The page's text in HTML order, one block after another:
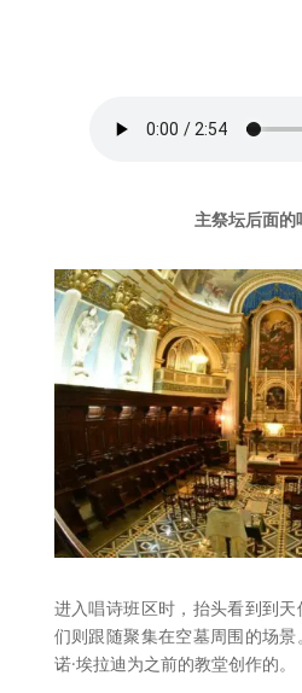
主祭坛后面的
进入唱诗班区时，抬头看到到
们则跟随聚集在空墓周围的场
诺·埃拉迪为之前的教堂创作的。